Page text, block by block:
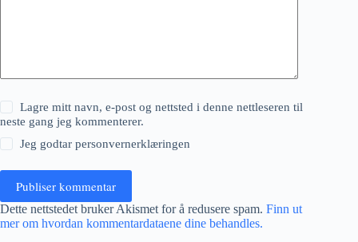
Lagre mitt navn, e-post og nettsted i denne nettleseren til
neste gang jeg kommenterer.
Jeg godtarpersonvernerklæringen
Publiser kommentar
Dette nettstedet bruker Akismet for å redusere spam. Finn ut
mer om hvordan kommentardataene dine behandles.